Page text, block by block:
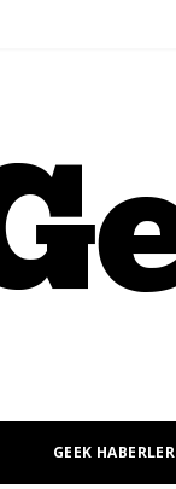
GEEK HABERLER